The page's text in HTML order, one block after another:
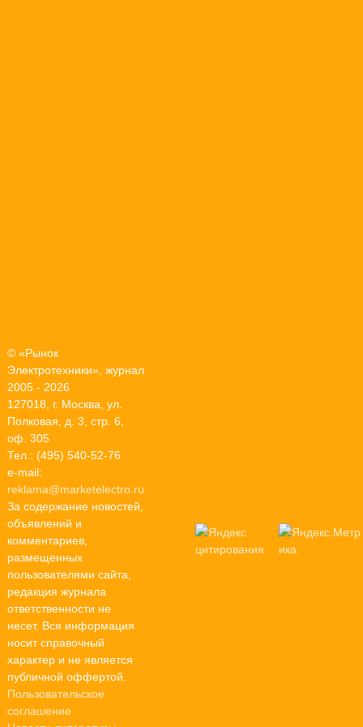
© «Рынок
Электротехники», журнал
2005 - 2026
127018, г. Москва, ул.
Полковая, д. 3, стр. 6,
оф. 305
Тел.: (495) 540-52-76
e-mail:
reklama@marketelectro.ru
За содержание новостей,
объявлений и
комментариев,
размещенных
пользователями сайта,
редакция журнала
ответственности не
несет. Вся информация
носит справочный
характер и не является
публичной оффертой.
Пользовательское
соглашение